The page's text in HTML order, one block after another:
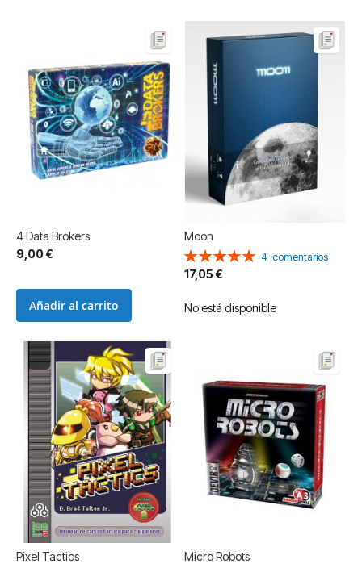
4 Data Brokers
9,00 €
Añadir al carrito
Moon
Valoración:
100%
4 comentarios
17,05 €
No está disponible
Pixel Tactics
Micro Robots